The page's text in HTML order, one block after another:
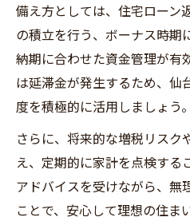
備え方としては、住宅ローン
の積立を行う、ボーナス時期
納期に合わせた資金管理が有
は延滞金が発生するため、仙
度を積極的に活用しましょう。
さらに、将来的な増税リスク
え、定期的に家計を点検する
アドバイスを受けながら、無
ことで、安心して理想の住ま